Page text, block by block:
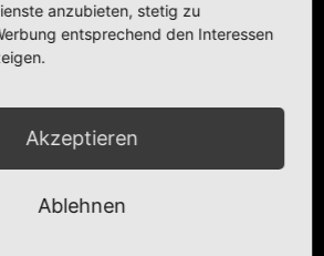
anzubieten, stetig zu
entsprechend den Interessen
Akzeptieren
Ablehnen